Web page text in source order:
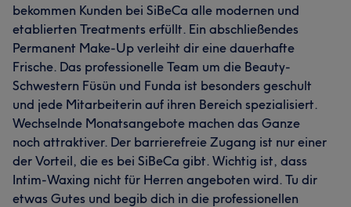
bekommen Kunden bei SiBeCa alle modernen und
etablierten Treatments erfüllt. Ein abschließendes
Permanent Make-Up verleiht dir eine dauerhafte
Frische. Das professionelle Team um die Beauty-
Schwestern Füsün und Funda ist besonders geschult
und jede Mitarbeiterin auf ihren Bereich spezialisiert.
Wechselnde Monatsangebote machen das Ganze
noch attraktiver. Der barrierefreie Zugang ist nur einer
der Vorteil, die es bei SiBeCa gibt. Wichtig ist, dass
Intim-Waxing nicht für Herren angeboten wird. Tu dir
etwas Gutes und begib dich in die professionellen